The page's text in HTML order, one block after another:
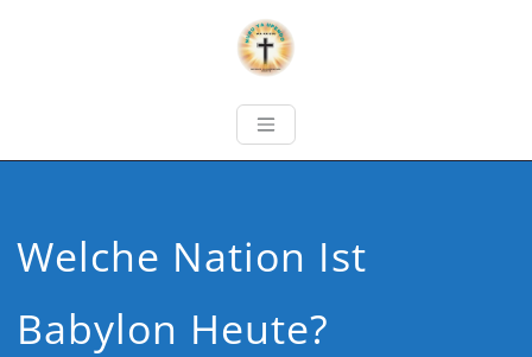
Welche Nation Ist
Babylon Heute?